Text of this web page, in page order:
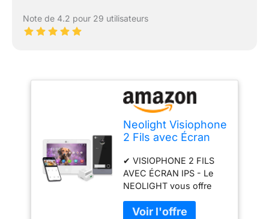
Note de 4.2 pour 29 utilisateurs
Neolight Visiophone
2 Fils avec Écran
Video Filaire,
Caméra Full HD,
Portier Vidéo,
Notifications et
Sécurité via
✔ VISIOPHONE 2 FILS
AVEC ÉCRAN IPS - Le
NEOLIGHT vous offre
haut de gamme avec son